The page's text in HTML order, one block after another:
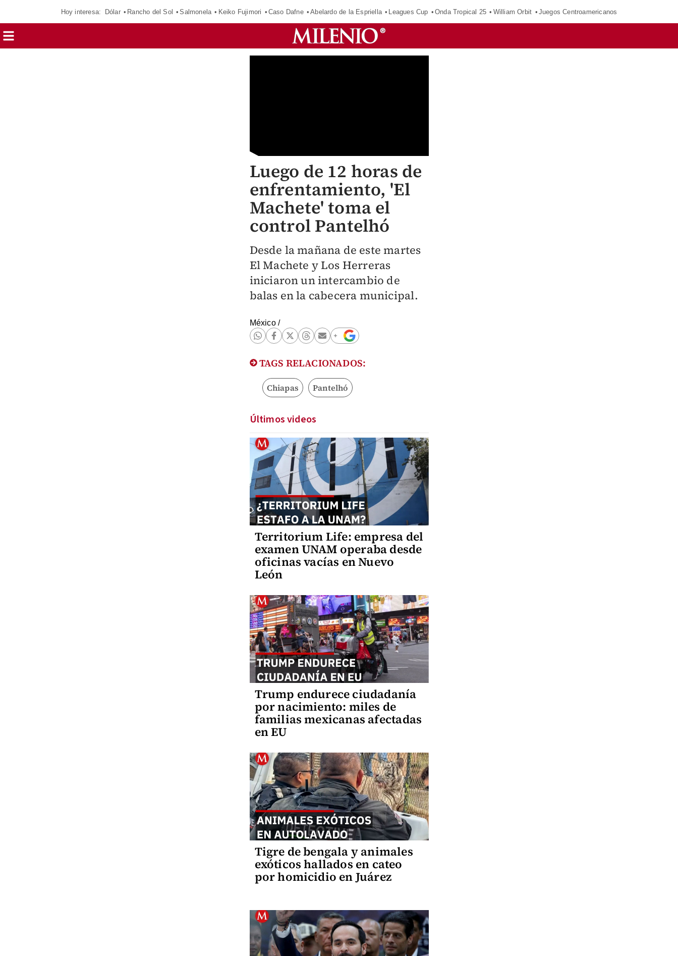
Hoy interesa: Dólar Rancho del Sol Salmonela Keiko Fujimori Caso Dafne Abelardo de la Espriella Leagues Cup Onda Tropical 25 William Orbit Juegos Centroamericanos
Luego de 12 horas de
enfrentamiento, 'El
Machete' toma el
control Pantelhó
Desde la mañana de este martes
El Machete y Los Herreras
iniciaron un intercambio de
balas en la cabecera municipal.
México/
TAGS RELACIONADOS:
Chiapas Pantelhó
Últimos videos
Territorium Life: empresa del
examen UNAM operaba desde
oficinas vacías en Nuevo
León
Trump endurece ciudadanía
por nacimiento: miles de
familias mexicanas afectadas
en EU
Tigre de bengala y animales
exóticos hallados en cateo
por homicidio en Juárez